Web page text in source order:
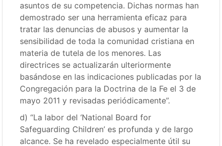
asuntos de su competencia. Dichas normas han
demostrado ser una herramienta eficaz para
tratar las denuncias de abusos y aumentar la
sensibilidad de toda la comunidad cristiana en
materia de tutela de los menores. Las
directrices se actualizarán ulteriormente
basándose en las indicaciones publicadas por la
Congregación para la Doctrina de la Fe el 3 de
mayo 2011 y revisadas periódicamente”.
d) “La labor del ‘National Board for
Safeguarding Children’ es profunda y de largo
alcance. Se ha revelado especialmente útil su